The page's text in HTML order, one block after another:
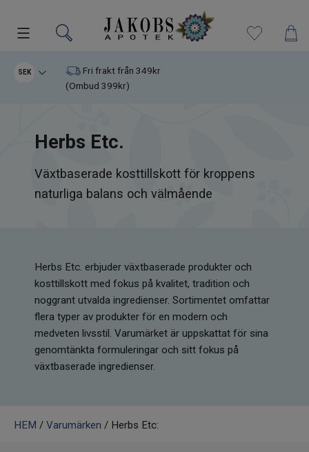
Kampanjer
Varumärken
Kosttillskott
Kristaller
Infrarött Ljus
Vattenrening & Övrigt
Fyndlådan
SEK
Fri frakt från 349kr
(Ombud 399kr)
Herbs Etc.
Växtbaserade kosttillskott för kroppens
naturliga balans och välmående
Herbs Etc. erbjuder växtbaserade produkter och
kosttillskott med fokus på kvalitet, tradition och
noggrant utvalda ingredienser. Sortimentet omfattar
flera typer av produkter för en modern och
medveten livsstil. Varumärket är uppskattat för sina
genomtänkta formuleringar och sitt fokus på
växtbaserade ingredienser.
HEM / Varumärken / Herbs Etc: